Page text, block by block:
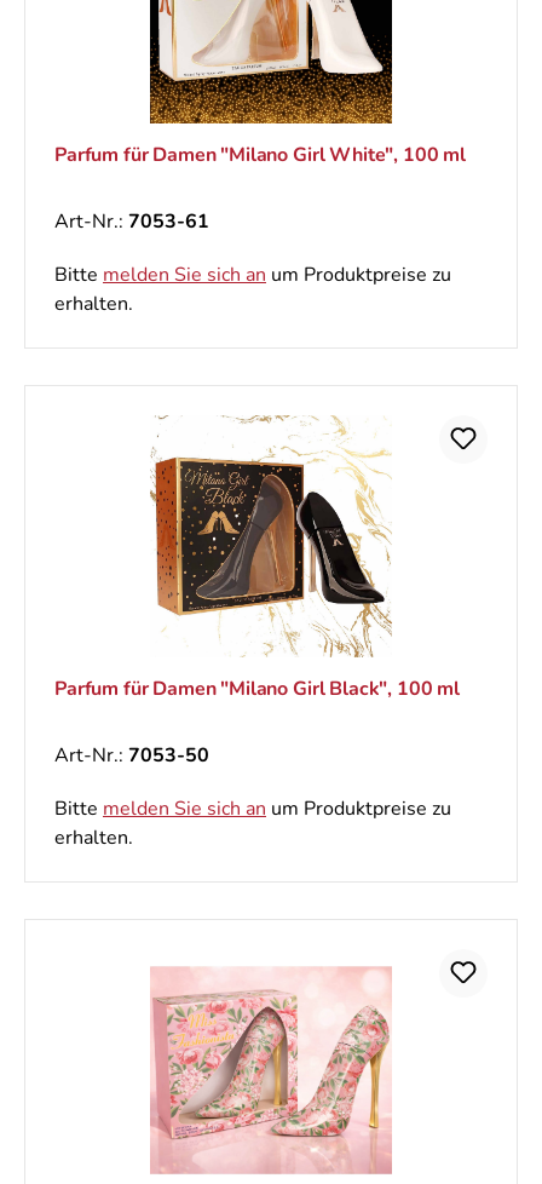
Parfum für Damen "Milano Girl White", 100 ml
Art-Nr.: 7053-61
Bitte melden Sie sich an um Produktpreise zu
erhalten.
Parfum für Damen "Milano Girl Black", 100 ml
Art-Nr.: 7053-50
Bitte melden Sie sich an um Produktpreise zu
erhalten.